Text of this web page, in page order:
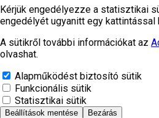
Kérjük engedélyezze a statisztikai
engedélyét ugyanitt egy kattintással
A sütikről további információkat az
olvashat.
Alapműködést biztosító sütik
Funkcionális sütik
Statisztikai sütik
Beállítások mentése Bezárás